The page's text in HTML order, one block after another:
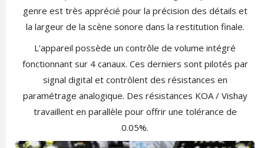
genre est très apprécié pour la précision des détails et
la largeur de la scène sonore dans la restitution finale.
L'appareil possède un contrôle de volume intégré
fonctionnant sur 4 canaux. Ces derniers sont pilotés par
signal digital et contrôlent des résistances en
paramétrage analogique. Des résistances KOA / Vishay
travaillent en parallèle pour offrir une tolérance de
0.05%.